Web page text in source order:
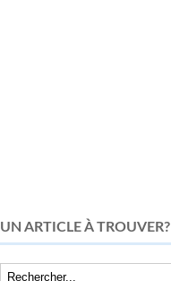
UN ARTICLE À TROUVER?